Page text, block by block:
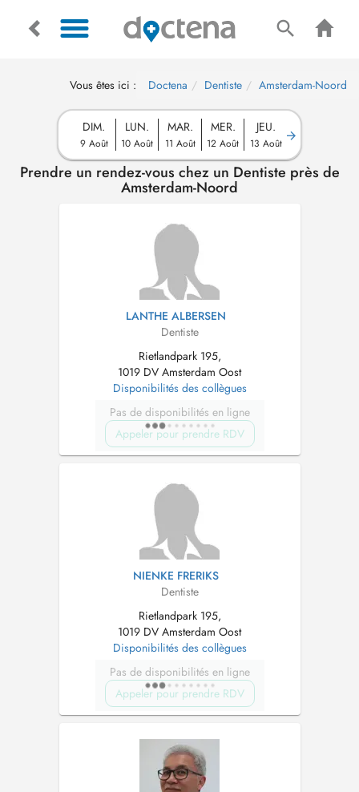
Vous êtes ici : Doctena Dentiste Amsterdam-Noord
DIM.
9 Août
LUN.
10 Août
MAR.
11 Août
MER.
12 Août
JEU.
13 Août
Prendre un rendez-vous chez un Dentiste près de
Amsterdam-Noord
LANTHE ALBERSEN
Dentiste
Rietlandpark 195,
1019 DV Amsterdam Oost
Disponibilités des collègues
Pas de disponibilités en ligne
Appeler pour prendre RDV
NIENKE FRERIKS
Dentiste
Rietlandpark 195,
1019 DV Amsterdam Oost
Disponibilités des collègues
Pas de disponibilités en ligne
Appeler pour prendre RDV